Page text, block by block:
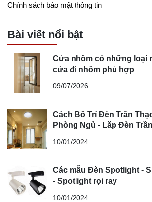
Chính sách bảo mật thông tin
Bài viết nổi bật
Cửa nhôm có những loại
cửa đi nhôm phù hợp
09/07/2026
Cách Bố Trí Đèn Trần
Phòng Ngủ - Lắp Đèn
10/01/2024
Các mẫu Đèn Spotlight -
- Spotlight rọi ray
10/01/2024